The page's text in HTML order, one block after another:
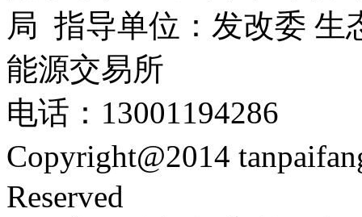
局 指导单位：发改委 生
能源交易所
电话：13001194286
Copyright@2014
Reserved